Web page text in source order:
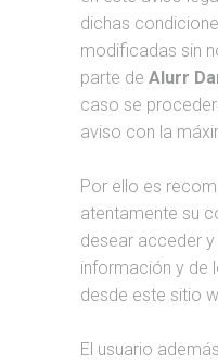
dichas
modificadas sin
parte de Alurr
caso se
aviso con la
Por ello es
atentamente su
desear acceder
información y de
desde este sitio
El usuario